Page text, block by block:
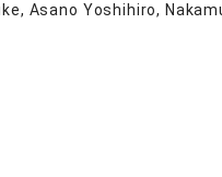
Asano Yoshihiro,